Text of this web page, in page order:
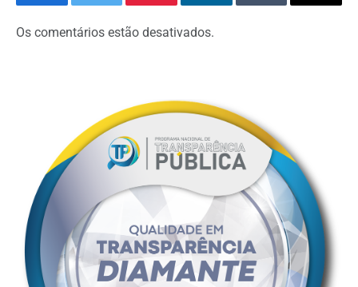
FacebookTwitter Pinterest O
LinkedIn
Tumblr
E-
Os comentários estão desativados.